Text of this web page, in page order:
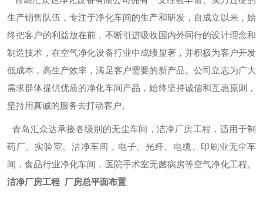
生产销售队伍，专注于净化车间的生产和研发，自成立以来，始
终把客户的利益放在前，不断引进吸收国内外同行的设计理念和
制造技术，在空气净化设备行业中成绩显著，并积极为客户开发
低成本，高生产效率，满足客户需要的新产品。公司立志为广大
需求群体提供优质的净化车间产品，始终坚持诚信和互惠原则，
坚持用真诚的服务去打动客户。
青岛汇众达承接各级别的无尘车间，洁净厂房工程，适用于制
药厂、实验室、洁净车间，电子、光纤、电缆、印刷业无尘车
间，食品行业净化车间，医院手术室无菌病房等空气净化工程。
洁净厂房工程 厂房总平面布置